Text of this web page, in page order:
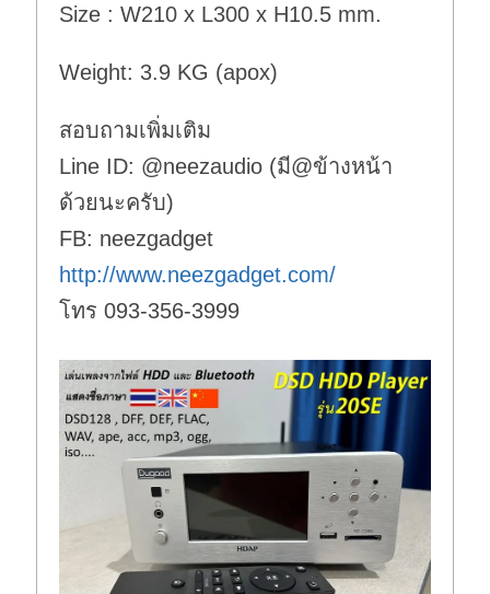
Size : W210 x L300 x H10.5 mm.
Weight: 3.9 KG (apox)
สอบถามเพิ่มเติม
Line ID: @neezaudio (มี@ข้างหน้า
ด้วยนะครับ)
FB: neezgadget
http://www.neezgadget.com/
โทร 093-356-3999